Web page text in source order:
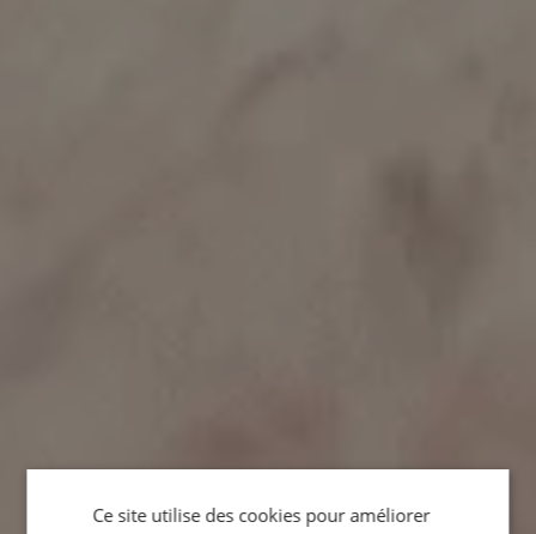
Ce site utilise des cookies pour améliorer